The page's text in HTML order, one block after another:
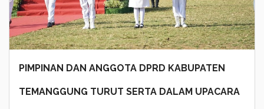
PIMPINAN DAN ANGGOTA DPRD KABUPATEN
TEMANGGUNG TURUT SERTA DALAM UPACARA